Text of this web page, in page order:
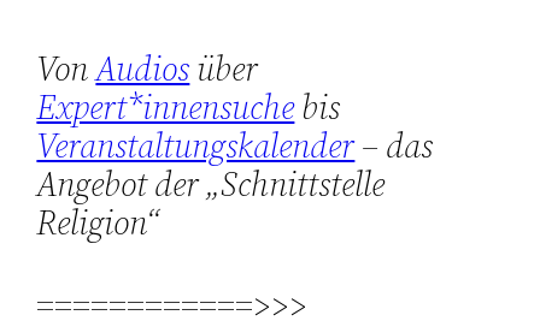
VonAudiosüber
Expert*innensuchebis
Veranstaltungskalender– das
Angebot der „Schnittstelle
Religion“
============>>>